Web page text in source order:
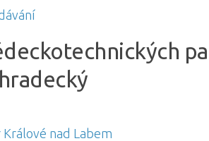
Králové nad Labem